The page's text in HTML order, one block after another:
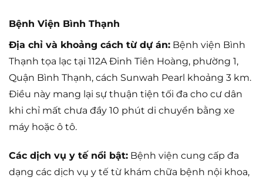
Bệnh Viện Bình Thạnh
Địa chỉ và khoảng cách từ dự án: Bệnh viện Bình
Thạnh tọa lạc tại 112A Đinh Tiên Hoàng, phường 1,
Quận Bình Thạnh, cách Sunwah Pearl khoảng 3 km.
Điều này mang lại sự thuận tiện tối đa cho cư dân
khi chỉ mất chưa đầy 10 phút di chuyển bằng xe
máy hoặc ô tô.
Các dịch vụ y tế nổi bật: Bệnh viện cung cấp đa
dạng các dịch vụ y tế từ khám chữa bệnh nội khoa,